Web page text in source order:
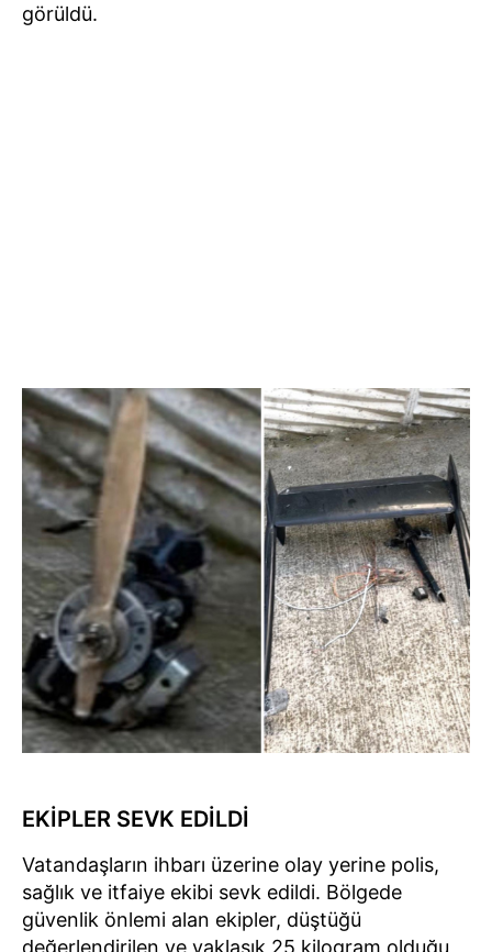
görüldü.
EKİPLER SEVK EDİLDİ
Vatandaşların ihbarı üzerine olay yerine polis,
sağlık ve itfaiye ekibi sevk edildi. Bölgede
güvenlik önlemi alan ekipler, düştüğü
değerlendirilen ve yaklaşık 25 kilogram olduğu